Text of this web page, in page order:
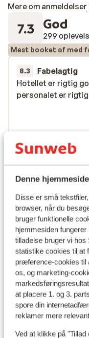
Denne
Disse er små
browser, når du
bruger funktionelle
hjemmesiden
tilladelse bruger vi
statistike cookies til at
præference-cookies til
os, og marketing-
at placere 1. og 3.
spore din
reklamer mere
Ved at klikke på
Mere om anmeldelser
7.3 God
299
Mest booket af med
8.3 Fabelagtig
Hotellet er rigtig
personalet er
Hotellet er rigtig
personalet er
Med familie
Se
Lokation
I området
Afstand til
liggestole (mod